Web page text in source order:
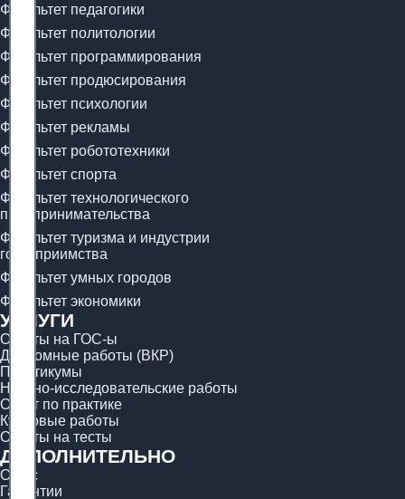
Факультет педагогики
Факультет политологии
Факультет программирования
Факультет продюсирования
Факультет психологии
Факультет рекламы
Факультет робототехники
Факультет спорта
Факультет технологического
предпринимательства
Факультет туризма и индустрии
гостеприимства
Факультет умных городов
Факультет экономики
УСЛУГИ
Ответы на ГОС-ы
Дипломные работы (ВКР)
Практикумы
Научно-исследовательские работы
Отчёт по практике
Курсовые работы
Ответы на тесты
ДОПОЛНИТЕЛЬНО
О нас
Гарантии